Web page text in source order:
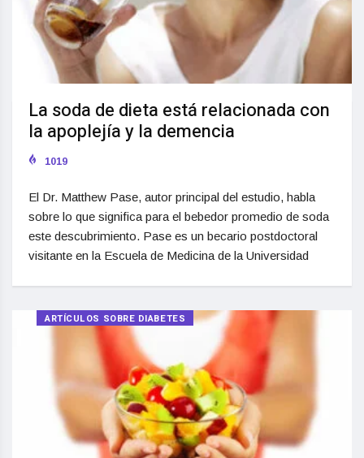
La soda de dieta está relacionada con
la apoplejía y la demencia
1019
El Dr. Matthew Pase, autor principal del estudio, habla
sobre lo que significa para el bebedor promedio de soda
este descubrimiento. Pase es un becario postdoctoral
visitante en la Escuela de Medicina de la Universidad
ARTÍCULOS SOBRE DIABETES